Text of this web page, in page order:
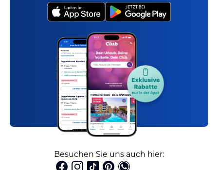
Besuchen Sie uns auch hier: